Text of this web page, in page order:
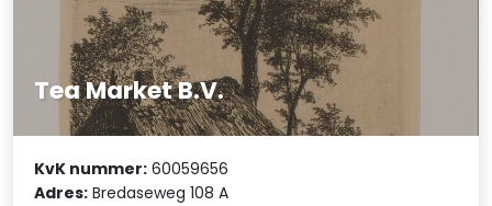
Tea Market B.V.
KvK nummer: 60059656
Adres: Bredaseweg 108 A